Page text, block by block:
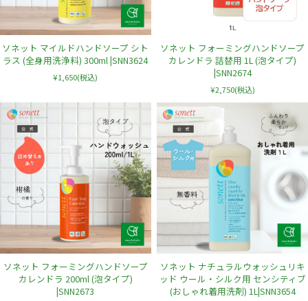
ソネット マイルドハンドソープ シト
ラス (全身用洗浄料) 300ml |SNN3624
¥1,650(税込)
ソネット フォーミングハンドソープ
カレンドラ 詰替用 1L (泡タイプ)
|SNN2674
¥2,750(税込)
ソネット フォーミングハンドソープ
カレンドラ 200ml (泡タイプ)
|SNN2673
ソネット ナチュラルウォッシュリキ
ッド ウール・シルク用 センシティブ
(おしゃれ着用洗剤) 1L|SNN3654